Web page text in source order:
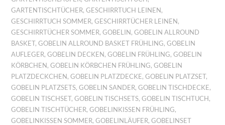
GARTENTISCHTÜCHER,GESCHIRRTUCH LEINEN ,
GESCHIRRTUCH SOMMER,GESCHIRRTÜCHER LEINEN ,
GESCHIRRTÜCHER SOMMER,GOBELIN ,GOBELIN ALLROUND
BASKET,GOBELIN ALLROUND BASKET FRÜHLING,GOBELIN
AUFLEGER,GOBELIN DECKEN ,GOBELIN FRÜHLING,GOBELIN
KÖRBCHEN ,GOBELIN KÖRBCHEN FRÜHLING,GOBELIN
PLATZDECKCHEN ,GOBELIN PLATZDECKE,GOBELIN PLATZSET,
GOBELIN PLATZSETS,GOBELIN SANDER,GOBELIN TISCHDECKE,
GOBELIN TISCHSET,GOBELIN TISCHSETS,GOBELIN TISCHTUCH ,
GOBELIN TISCHTÜCHER,GOBELINKISSEN FRÜHLING,
GOBELINKISSEN SOMMER,GOBELINLÄUFER,GOBELINSET